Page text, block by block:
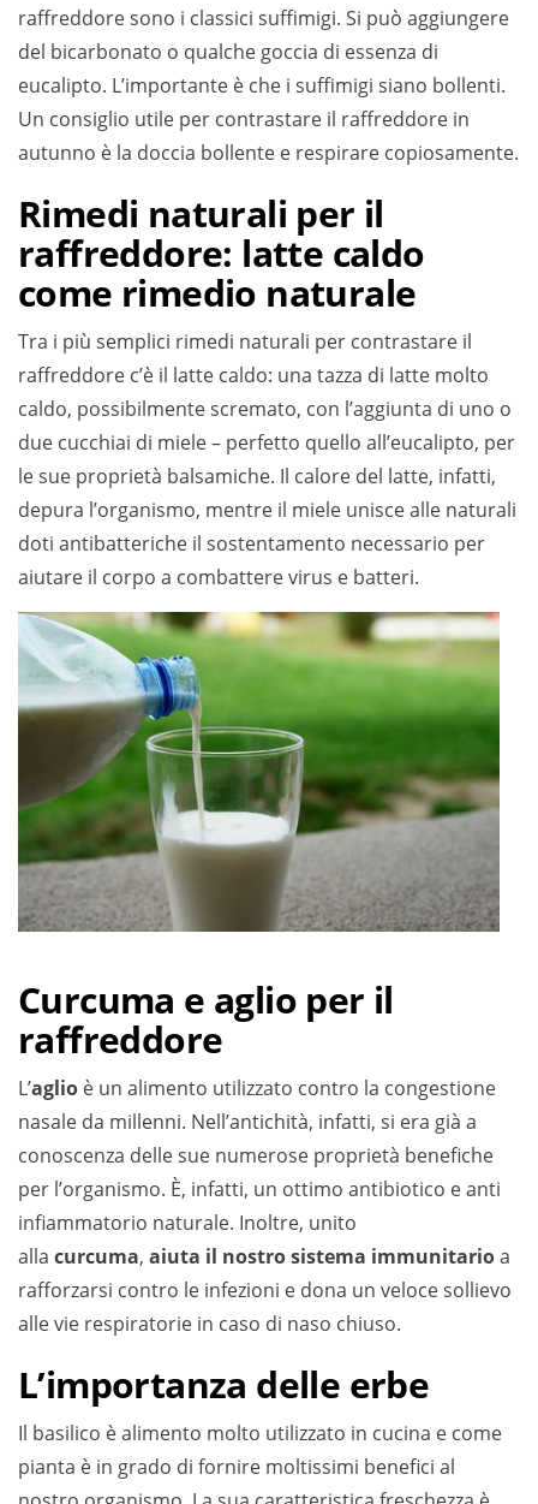
raffreddore sono i classici suffimigi. Si può aggiungere
del bicarbonato o qualche goccia di essenza di
eucalipto. L’importante è che i suffimigi siano bollenti.
Un consiglio utile per contrastare il raffreddore in
autunno è la doccia bollente e respirare copiosamente.
Rimedi naturali per il
raffreddore: latte caldo
come rimedio naturale
Tra i più semplici rimedi naturali per contrastare il
raffreddore c’è il latte caldo: una tazza di latte molto
caldo, possibilmente scremato, con l’aggiunta di uno o
due cucchiai di miele – perfetto quello all’eucalipto, per
le sue proprietà balsamiche. Il calore del latte, infatti,
depura l’organismo, mentre il miele unisce alle naturali
doti antibatteriche il sostentamento necessario per
aiutare il corpo a combattere virus e batteri.
Curcuma e aglio per il
raffreddore
L’aglio è un alimento utilizzato contro la congestione
nasale da millenni. Nell’antichità, infatti, si era già a
conoscenza delle sue numerose proprietà benefiche
per l’organismo. È, infatti, un ottimo antibiotico e anti
infiammatorio naturale. Inoltre, unito
alla curcuma, aiuta il nostro sistema immunitarioa
rafforzarsi contro le infezioni e dona un veloce sollievo
alle vie respiratorie in caso di naso chiuso.
L’importanza delle erbe
Il basilico è alimento molto utilizzato in cucina e come
pianta è in grado di fornire moltissimi benefici al